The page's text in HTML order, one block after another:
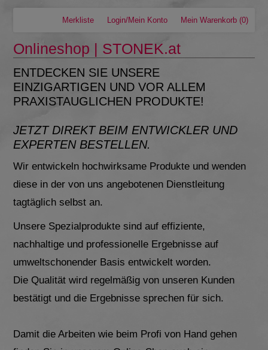
Mein Warenkorb (0)
Login/Mein Konto
Merkliste
Onlineshop | STONEK.at
ENTDECKEN SIE UNSERE
EINZIGARTIGEN UND VOR ALLEM
PRAXISTAUGLICHEN PRODUKTE!
JETZT DIREKT BEIM ENTWICKLER UND
EXPERTEN BESTELLEN.
Wir entwickeln hochwirksame Produkte und wenden
diese in der von uns angebotenen Dienstleitung
tagtäglich selbst an.
Unsere Spezialprodukte sind auf effiziente,
nachhaltige und professionelle Ergebnisse auf
umweltschonender Basis entwickelt worden.
Die Qualität wird regelmäßig von unseren Kunden
bestätigt und die Ergebnisse sprechen für sich.
Damit die Arbeiten wie beim Profi von Hand gehen